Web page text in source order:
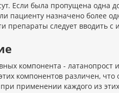
Если была пропущена одна
пациенту назначено более
препараты следует вводить
компонента -
компонентов различен,
применении каждого из